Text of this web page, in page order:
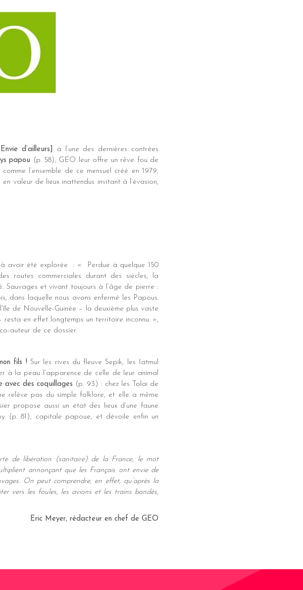
[Envie d’ailleurs]
à l’une des dernières contrées
papou (p. 58), GEO leur offre un rêve fou de
l’ensemble de ce mensuel créé en 1979,
valeur de lieux inattendus invitant à l’évasion,
à avoir été explorée : « Perdue à quelque 150
routes commerciales durant des siècles, la
Sauvages et vivant toujours à l’âge de pierre :
dans laquelle nous avons enfermé les Papous.
de Nouvelle-Guinée – la deuxième plus vaste
en effet longtemps un territoire inconnu. »,
auteur de ce dossier.
fils ! Sur les rives du fleuve Sepik, les Iatmul
à la peau l’apparence de celle de leur animal
avec des coquillages (p. 93) : chez les Tolai de
relève pas du simple folklore, et elle a même
propose aussi un état des lieux d’une faune
(p. 81), capitale papoue, et dévoile enfin un
de libération (sanitaire) de la France, le mot
annonçant que les Français ont envie de
On peut comprendre, en effet, qu’après la
vers les foules, les avions et les trains bondés,
Eric Meyer, rédacteur en chef de GEO